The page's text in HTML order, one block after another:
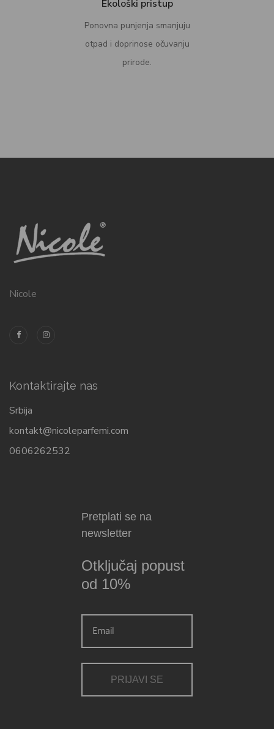
Ekološki pristup
Ponovna punjenja smanjuju
otpad i doprinose očuvanju
prirode.
Nicole
Kontaktirajte nas
Srbija
kontakt@nicoleparfemi.com
0606262532
Pretplati se na
newsletter
Otključaj popust
od 10%
PRIJAVI SE